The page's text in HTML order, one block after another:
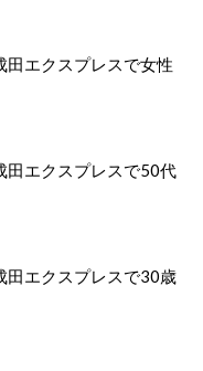
エクスプレスで女性
エクスプレスで50代
エクスプレスで30歳